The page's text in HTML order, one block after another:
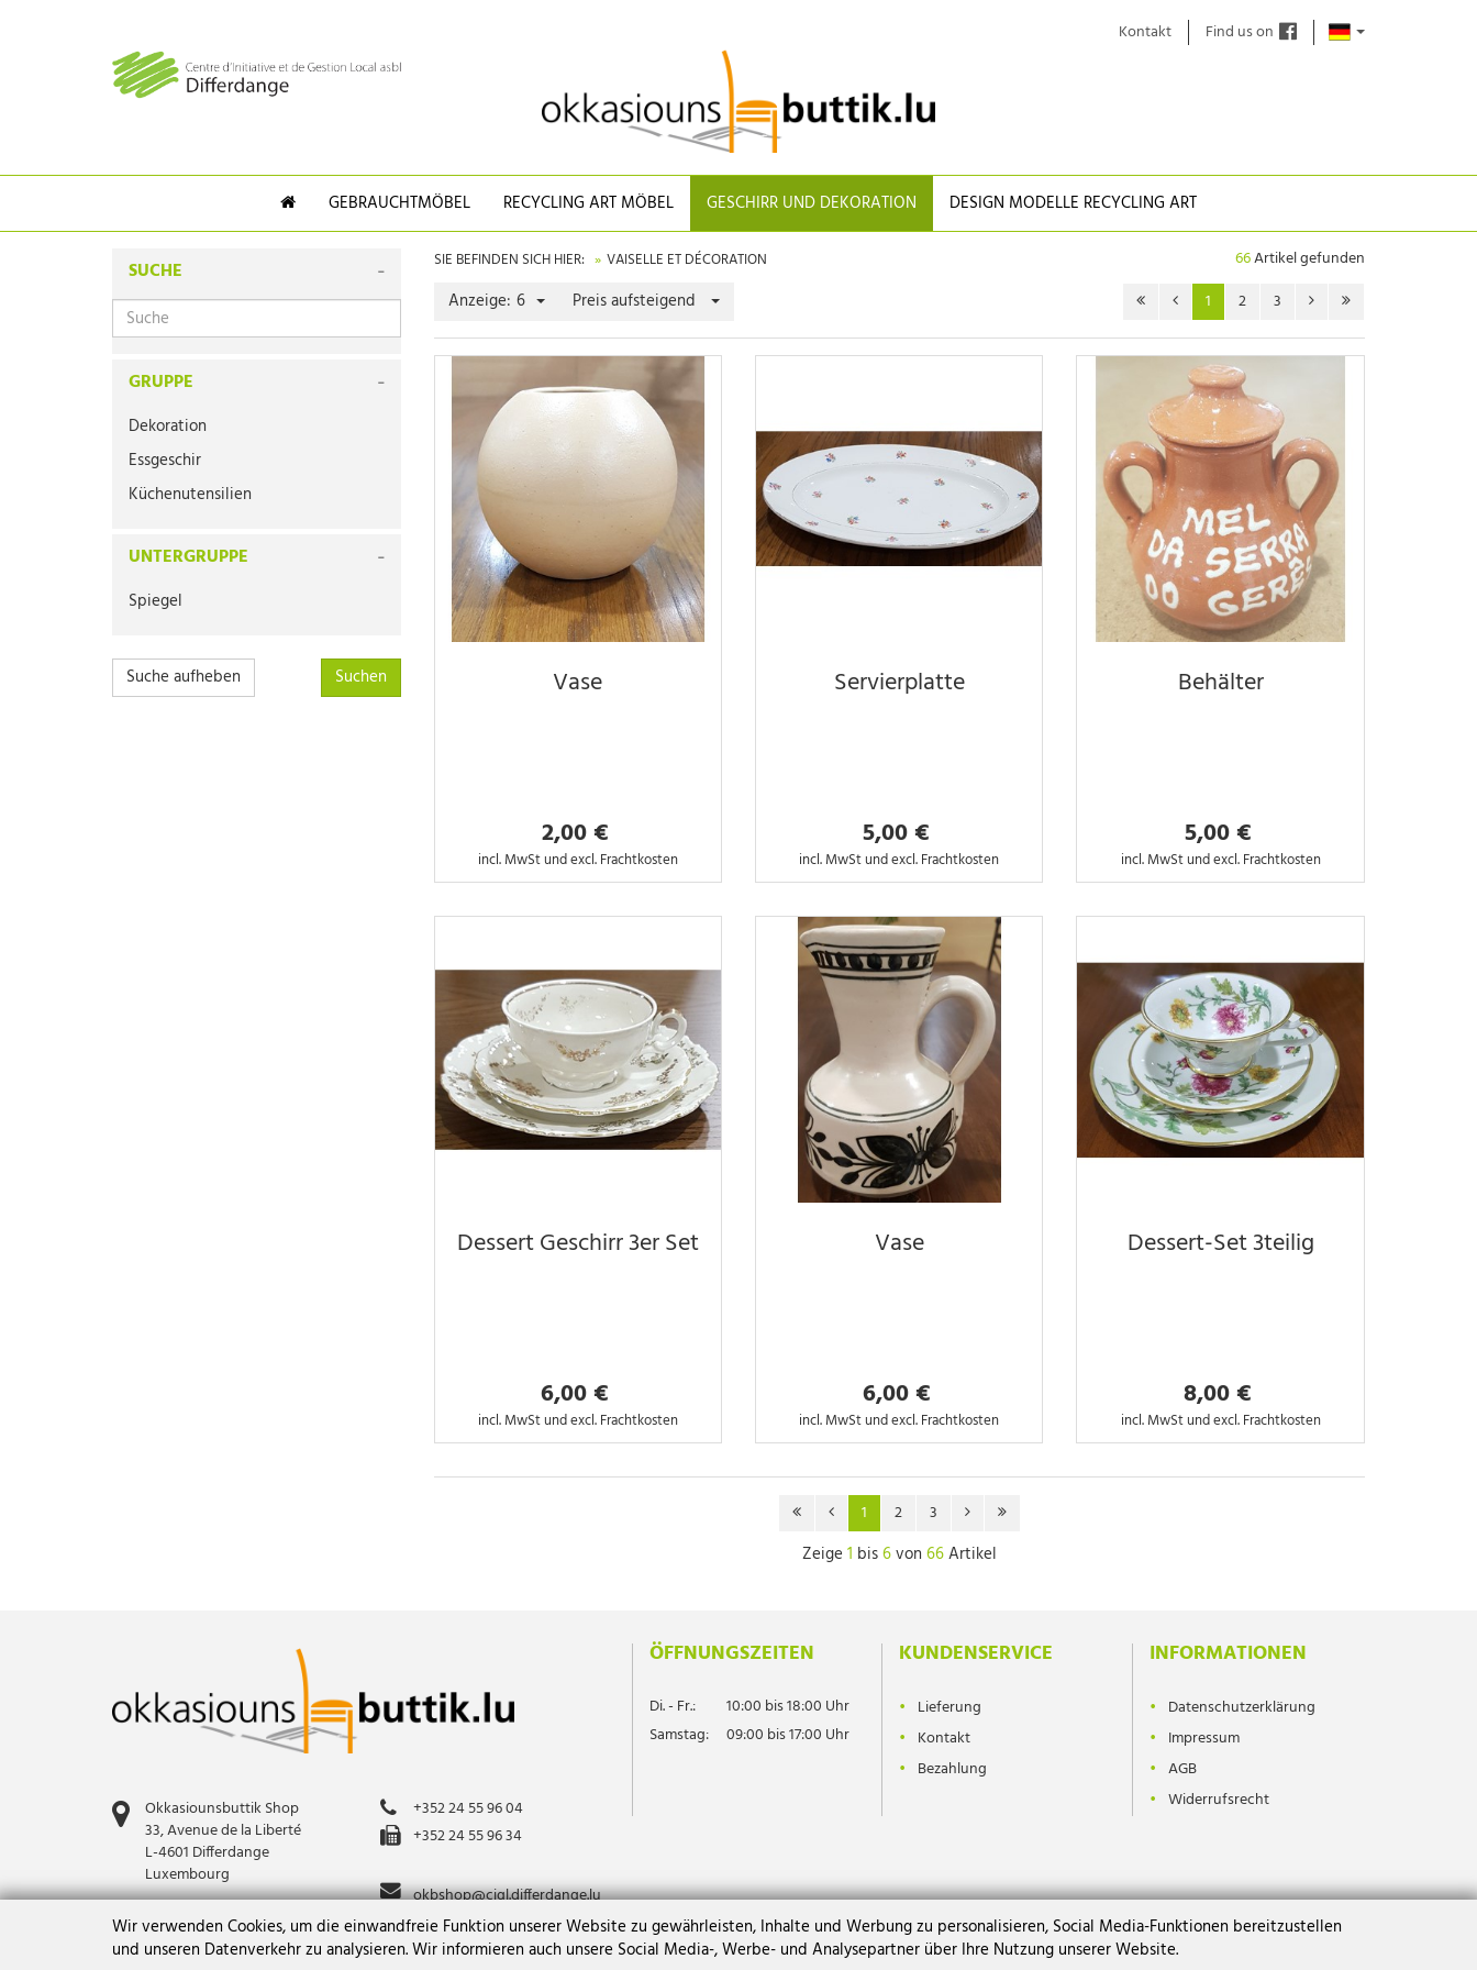
Wir verwenden Cookies, um die einwandfreie Funktion unserer Website zu gewährleisten, Inhalte und Werbung zu personalisieren, Social Media-Funktionen bereitzustellen
und unseren Datenverkehr zu analysieren. Wir informieren auch unsere Social Media-, Werbe- und Analysepartner über Ihre Nutzung unserer Website.
Kontakt Find us on
GEBRAUCHTMÖBEL RECYCLING ART MÖBEL GESCHIRR UND DEKORATION DESIGN MODELLE RECYCLING ART
SUCHE
GRUPPE
Dekoration
Essgeschir
Küchenutensilien
UNTERGRUPPE
Spiegel
Suche aufheben
SIE BEFINDEN SICH HIER: VAISELLE ET DÉCORATION 66Artikel gefunden
Anzeige: 6 Preis aufsteigend 1 2 3
Vase
2,00 €
incl. MwSt und excl. Frachtkosten
Servierplatte
5,00 €
incl. MwSt und excl. Frachtkosten
Behälter
5,00 €
incl. MwSt und excl. Frachtkosten
Dessert Geschirr 3er Set
6,00 €
incl. MwSt und excl. Frachtkosten
Vase
6,00 €
incl. MwSt und excl. Frachtkosten
Dessert-Set 3teilig
8,00 €
incl. MwSt und excl. Frachtkosten
1 2 3
Zeige 1 bis6von 66Artikel
Okkasiounsbuttik Shop
33, Avenue de la Liberté
L-4601 Differdange
Luxembourg
+352 24 55 96 04
+352 24 55 96 34
okbshop@cigl.differdange.lu
ÖFFNUNGSZEITEN
Di. - Fr.:
10:00 bis 18:00 Uhr
Samstag:
09:00 bis 17:00 Uhr
KUNDENSERVICE
Lieferung
Kontakt
Bezahlung
INFORMATIONEN
Datenschutzerklärung
Impressum
AGB
Widerrufsrecht